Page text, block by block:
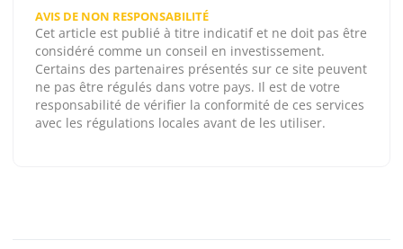
AVIS DE NON RESPONSABILITÉ
Cet article est publié à titre indicatif et ne doit pas être
considéré comme un conseil en investissement.
Certains des partenaires présentés sur ce site peuvent
ne pas être régulés dans votre pays. Il est de votre
responsabilité de vérifier la conformité de ces services
avec les régulations locales avant de les utiliser.